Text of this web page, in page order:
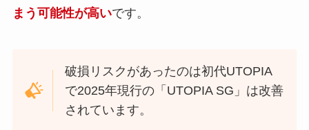
まう可能性が高いです。
破損リスクがあったのは初代UTOPIA
で2025年現行の「UTOPIA SG」は改善
されています。